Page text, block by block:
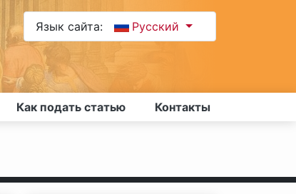
Язык сайта: Русский
Как подать статью Контакты